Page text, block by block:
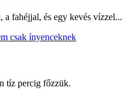
a fahéjjal, és egy kevés vízzel...
tíz percig főzzük.